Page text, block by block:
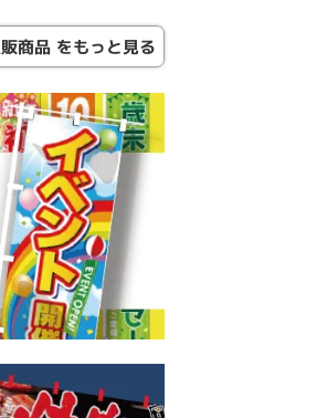
商品 をもっと見る